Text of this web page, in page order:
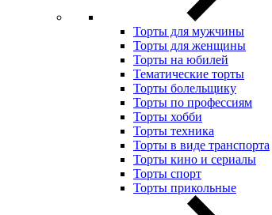
Торты для мужчины
Торты для женщины
Торты на юбилей
Тематические торты
Торты болельщику
Торты по профессиям
Торты хобби
Торты техника
Торты в виде транспорта
Торты кино и сериалы
Торты спорт
Торты прикольные